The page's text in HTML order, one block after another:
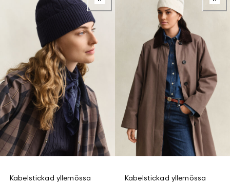
Kabelstickad yllemössa Kabelstickad yllemössa